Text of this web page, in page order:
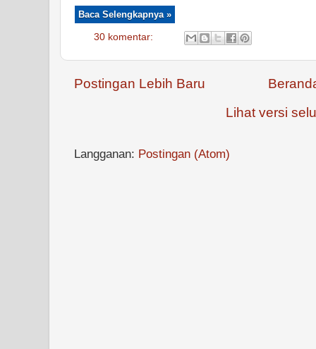
Baca Selengkapnya »
30 komentar:
Postingan Lebih Baru
Lihat versi
Langganan: Postingan (Atom)